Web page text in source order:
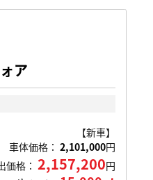
ア
【新車】
車体価格： 2,101,000円
価格： 2,157,200円